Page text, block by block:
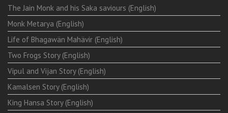
The Jain Monk and his Saka saviours (English)
Monk Metarya (English)
Life of Bhagawän Mahävir (English)
Two Frogs Story (English)
Vipul and Vijan Story (English)
Kamalsen Story (English)
King Hansa Story (English)